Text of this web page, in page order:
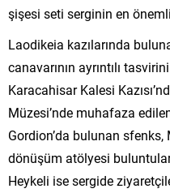
şişesi seti serginin en
Laodikeia kazılarında
canavarının ayrıntılı
Karacahisar Kalesi
Müzesi’nde muhafaza
Gordion’da bulunan sfenks,
dönüşüm atölyesi
Heykeli ise sergide